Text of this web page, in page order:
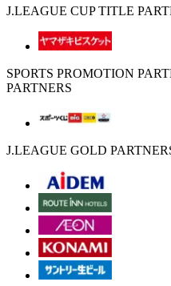
J.LEAGUE CUP TITLE
SPORTS PROMOTION
PARTNERS
J.LEAGUE GOLD